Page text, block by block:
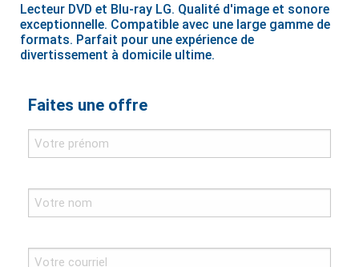
Lecteur DVD et Blu-ray LG. Qualité d'image et sonore
exceptionnelle. Compatible avec une large gamme de
formats. Parfait pour une expérience de
divertissement à domicile ultime.
Faites une offre